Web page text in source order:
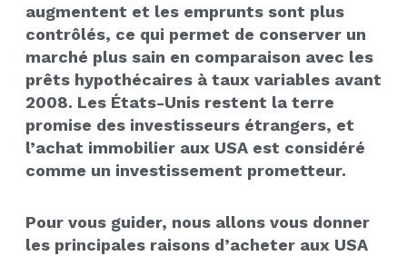
augmentent et les emprunts sont plus
contrôlés, ce qui permet de conserver un
marché plus sain en comparaison avec les
prêts hypothécaires à taux variables avant
2008. Les États-Unis restent la terre
promise des investisseurs étrangers, et
l’achat immobilier aux USA est considéré
comme un investissement prometteur.
Pour vous guider, nous allons vous donner
les principales raisons d’acheter aux USA